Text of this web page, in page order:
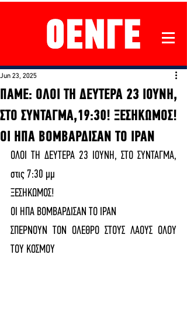
ΠΑΜΕ: ΟΛΟΙ ΤΗ ΔΕΥΤΕΡΑ 23 ΙΟΥΝΗ,
ΣΤΟ ΣΥΝΤΑΓΜΑ,19:30! ΞΕΣΗΚΩΜΟΣ!
ΟΙ ΗΠΑ ΒΟΜΒΑΡΔΙΣΑΝ ΤΟ ΙΡΑΝ
Jun 23, 2025
ΟΛΟΙ ΤΗ ΔΕΥΤΕΡΑ 23 ΙΟΥΝΗ, ΣΤΟ ΣΥΝΤΑΓΜΑ,
στις 7:30 μμ
ΞΕΣΗΚΩΜΟΣ!
ΟΙ ΗΠΑ ΒΟΜΒΑΡΔΙΣΑΝ ΤΟ ΙΡΑΝ
ΣΠΕΡΝΟΥΝ ΤΟΝ ΟΛΕΘΡΟ ΣΤΟΥΣ ΛΑΟΥΣ ΟΛΟΥ
ΤΟΥ ΚΟΣΜΟΥ